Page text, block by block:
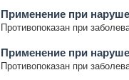
Применение при
Противопоказан при
Применение при
Противопоказан при